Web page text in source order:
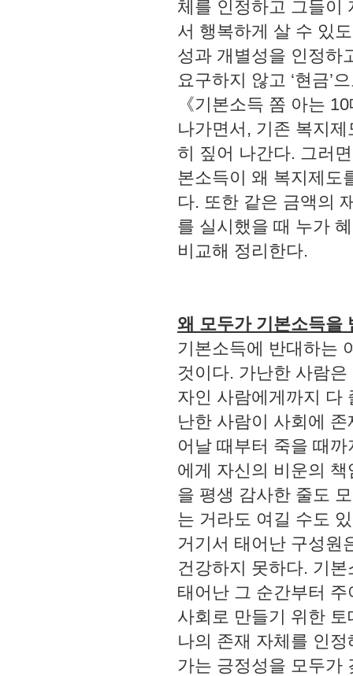
체를 인정하고 그들이
서 행복하게 살 수 있
성과 개별성을 인정하
요구하지 않고 ‘현금’
《기본소득 쫌 아는
나가면서, 기존 복지
히 짚어 나간다. 그러
본소득이 왜 복지제도
다. 또한 같은 금액의
를 실시했을 때 누가
비교해 정리한다.
왜 모두가 기본소득을
기본소득에 반대하는
것이다. 가난한 사람
자인 사람에게까지 다
난한 사람이 사회에
어날 때부터 죽을 때
에게 자신의 비운의
을 평생 감사한 줄도
는 거라도 여길 수도
거기서 태어난 구성원
건강하지 못하다. 기
태어난 그 순간부터
사회로 만들기 위한
나의 존재 자체를 인
가는 긍정성을 모두가